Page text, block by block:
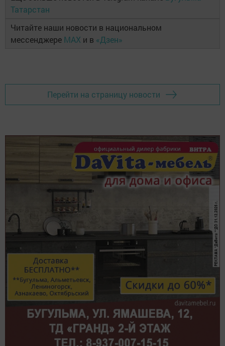
Татарстан
Читайте наши новости в национальном
мессенджере MAX и в «Дзен»
Перейти на страницу новости